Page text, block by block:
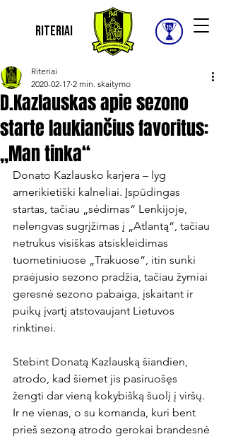
Riteriai
D.Kazlauskas apie sezono
starte laukiančius favoritus:
„Man tinka“
Riteriai
2020-02-17 2 min. skaitymo
Donato Kazlausko karjera – lyg
amerikietiški kalneliai. Įspūdingas
startas, tačiau „sėdimas“ Lenkijoje,
nelengvas sugrįžimas į „Atlantą“, tačiau
netrukus visiškas atsiskleidimas
tuometiniuose „Trakuose“, itin sunki
praėjusio sezono pradžia, tačiau žymiai
geresnė sezono pabaiga, įskaitant ir
puikų įvartį atstovaujant Lietuvos
rinktinei.
Stebint Donatą Kazlauską šiandien,
atrodo, kad šiemet jis pasiruošęs
žengti dar vieną kokybišką šuolį į viršų.
Ir ne vienas, o su komanda, kuri bent
prieš sezoną atrodo gerokai brandesnė